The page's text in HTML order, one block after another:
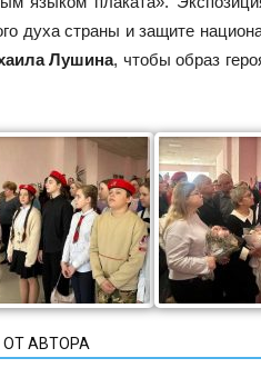
духа страны и защите
Лушина, чтобы образ
АВТОРА